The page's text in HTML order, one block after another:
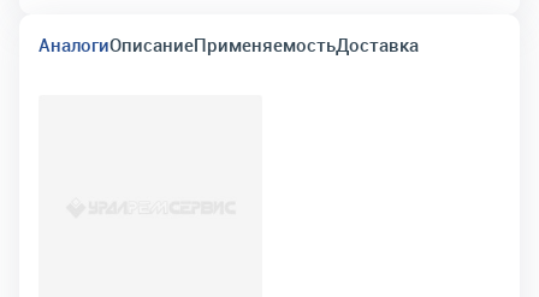
АналогиОписаниеПрименяемостьДоставка